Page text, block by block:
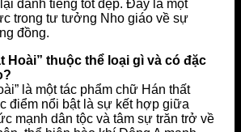
danh tiếng tốt đẹp. Đây là một
trong tư tưởng Nho giáo về sự
đồng.
Hoài” thuộc thể loại gì và có đặc
là một tác phẩm chữ Hán thất
điểm nổi bật là sự kết hợp giữa
mạnh dân tộc và tâm sự trăn trở về